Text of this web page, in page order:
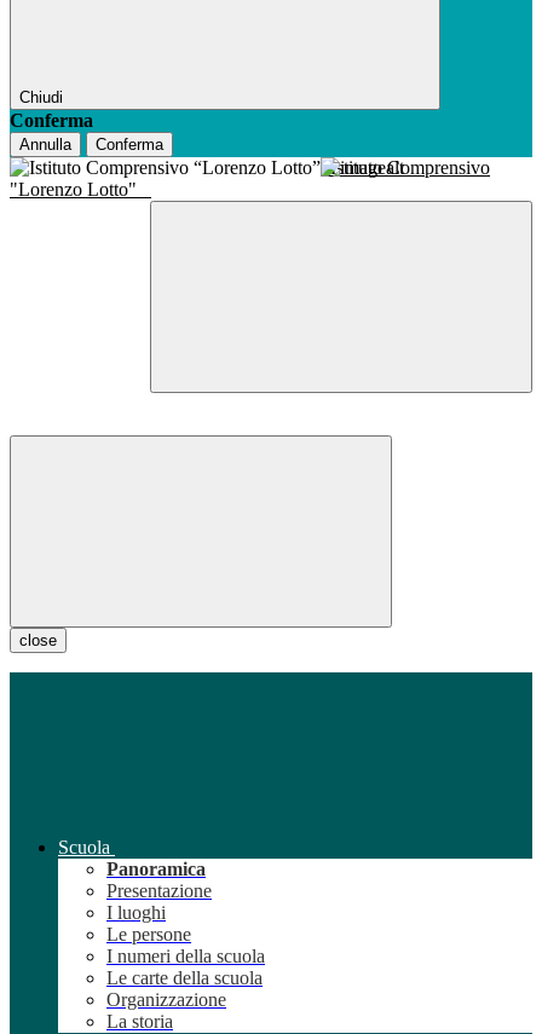
Chiudi
Conferma
Annulla Conferma
Istituto Comprensivo
"Lorenzo Lotto"
close
Scuola
Panoramica
Presentazione
I luoghi
Le persone
I numeri della scuola
Le carte della scuola
Organizzazione
La storia